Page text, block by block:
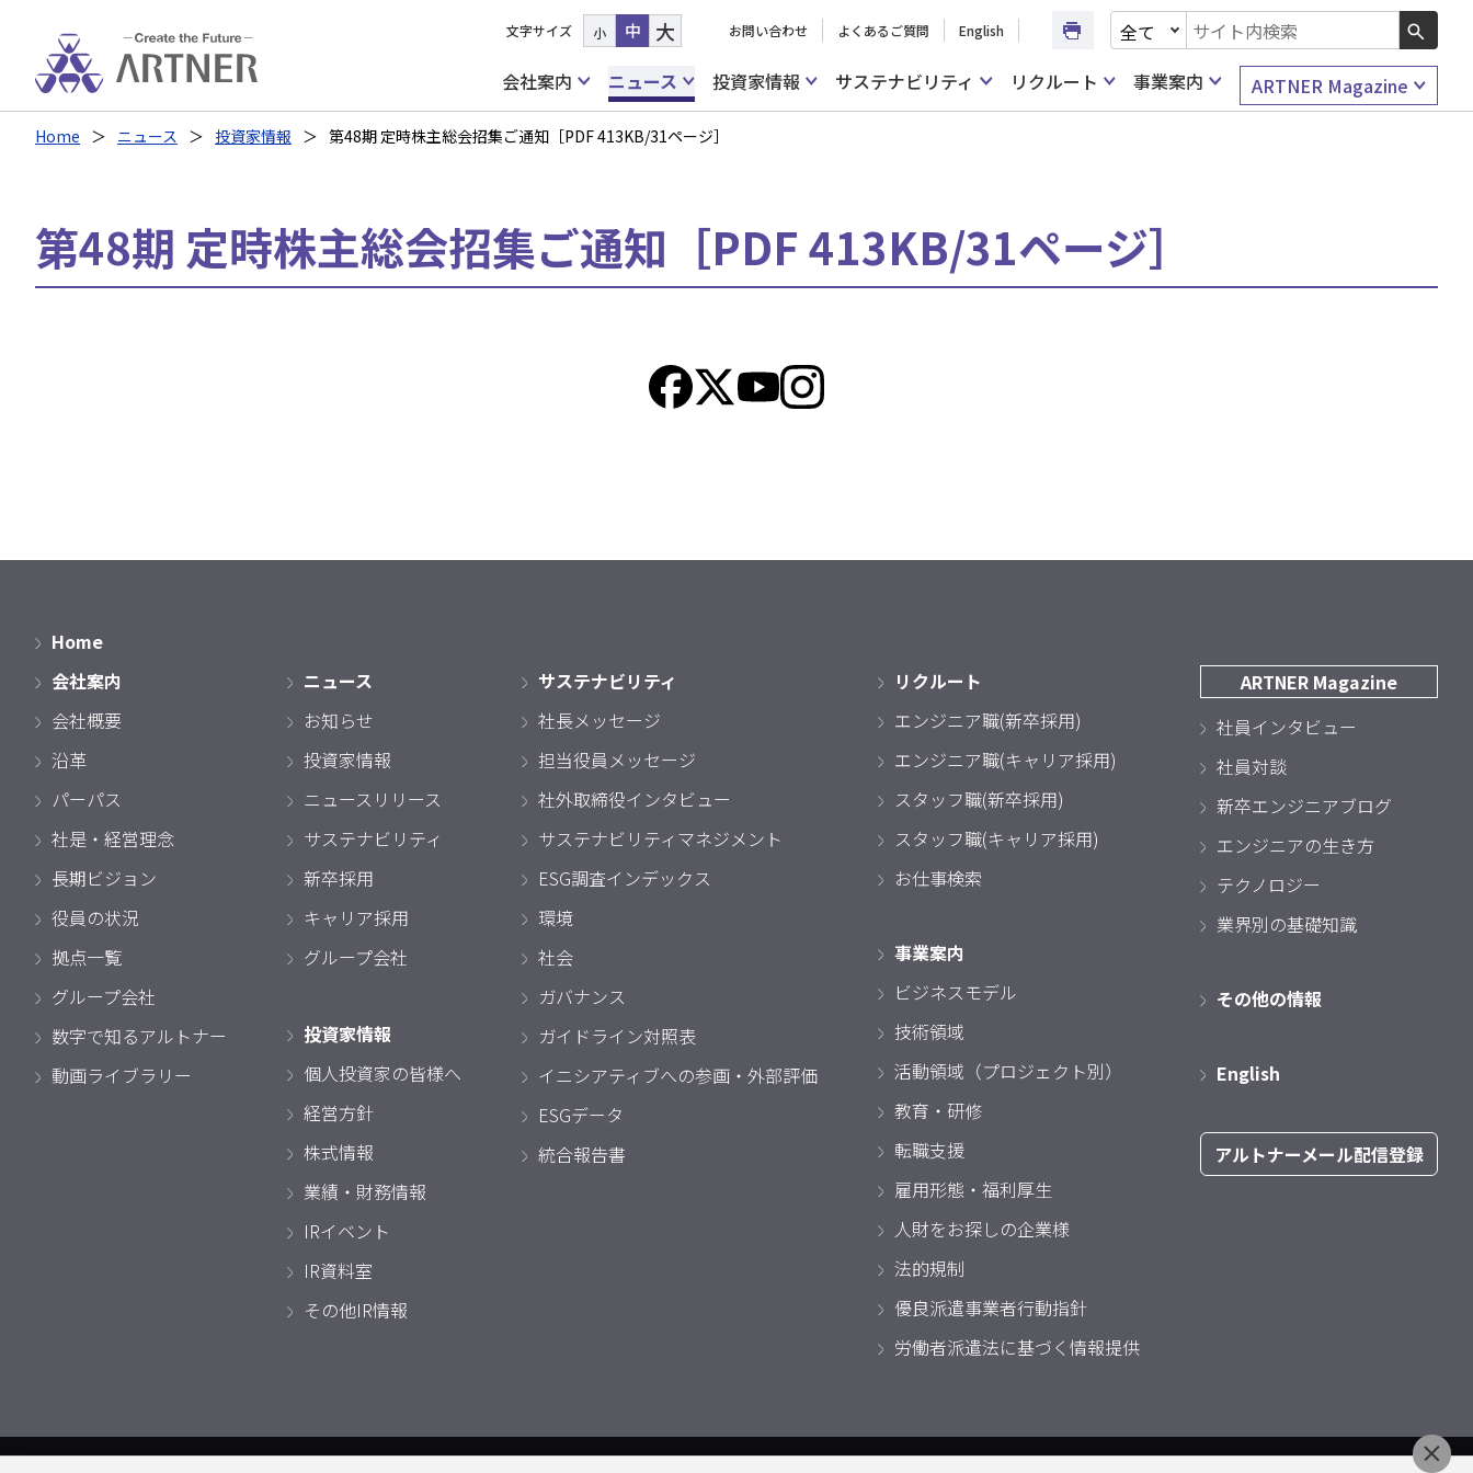
文字サイズ 小 中 大 お問い合わせ よくあるご質問 English
文書種別を選択
検索キーワード入力
会社案内
ニュース 投資家情報 サステナビリティ リクルート 事業案内 ARTNER Magazine
Home ニュース 投資家情報 第48期 定時株主総会招集ご通知［PDF 413KB/31ページ］
第48期 定時株主総会招集ご通知［PDF 413KB/31ページ］
Home
会社案内
会社概要
沿革
パーパス
社是・経営理念
長期ビジョン
役員の状況
拠点一覧
グループ会社
数字で知るアルトナー
動画ライブラリー
ニュース
お知らせ
投資家情報
ニュースリリース
サステナビリティ
新卒採用
キャリア採用
グループ会社
投資家情報
個人投資家の皆様へ
経営方針
株式情報
業績・財務情報
IRイベント
IR資料室
その他IR情報
サステナビリティ
社長メッセージ
担当役員メッセージ
社外取締役インタビュー
サステナビリティマネジメント
ESG調査インデックス
環境
社会
ガバナンス
ガイドライン対照表
イニシアティブへの参画・外部評価
ESGデータ
統合報告書
リクルート
エンジニア職(新卒採用)
エンジニア職(キャリア採用)
スタッフ職(新卒採用)
スタッフ職(キャリア採用)
お仕事検索
事業案内
ビジネスモデル
技術領域
活動領域（プロジェクト別）
教育・研修
転職支援
雇用形態・福利厚生
人財をお探しの企業様
法的規制
優良派遣事業者行動指針
労働者派遣法に基づく情報提供
ARTNER Magazine
社員インタビュー
社員対談
新卒エンジニアブログ
エンジニアの生き方
テクノロジー
業界別の基礎知識
その他の情報
English
アルトナーメール配信登録